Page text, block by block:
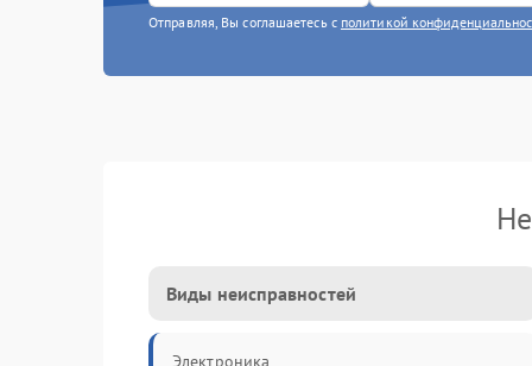
Отправляя, Вы соглашаетесь с политикой
Виды неисправностей
Электроника